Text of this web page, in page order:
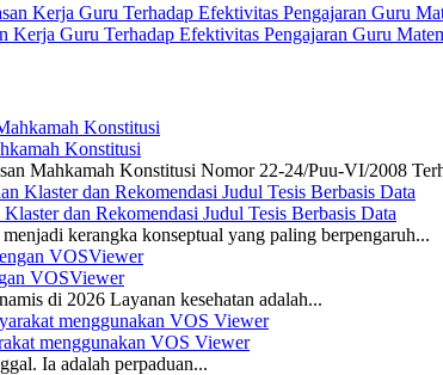
Guru Terhadap Efektivitas Pengajaran Guru
Konstitusi
Mahkamah Konstitusi Nomor 22-24/Puu-VI/2008
dan Rekomendasi Judul Tesis Berbasis Data
kerangka konseptual yang paling berpengaruh...
VOSViewer
di 2026 Layanan kesehatan adalah...
menggunakan VOS Viewer
Ia adalah perpaduan...